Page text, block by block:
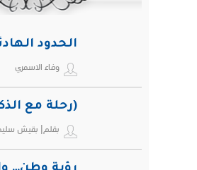
الحدود
وفاء الاسمري
(رحلة مع
بقلم| بقيش